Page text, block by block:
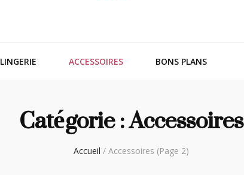
LINGERIE ACCESSOIRES BONS PLANS
Catégorie :Accessoires
Accueil / Accessoires (Page 2)